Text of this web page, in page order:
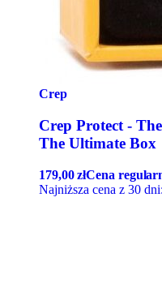
Crep
Crep Protect -
The Ultimate Box
179,00złCena
Najniższa cena z 30 dni: